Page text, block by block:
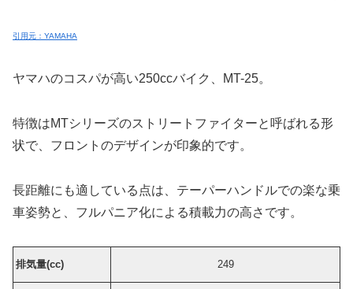
引用元：YAMAHA
ヤマハのコスパが高い250ccバイク、MT-25。
特徴はMTシリーズのストリートファイターと呼ばれる形
状で、フロントのデザインが印象的です。
長距離にも適している点は、テーパーハンドルでの楽な乗
車姿勢と、フルパニア化による積載力の高さです。
排気量(cc) 249